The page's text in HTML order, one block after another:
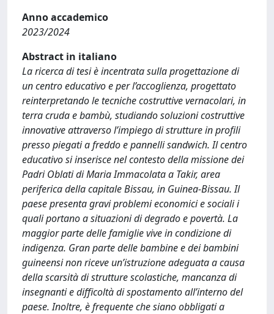
Anno accademico
2023/2024
Abstract in italiano
La ricerca di tesi è incentrata sulla progettazione di
un centro educativo e per l’accoglienza, progettato
reinterpretando le tecniche costruttive vernacolari, in
terra cruda e bambù, studiando soluzioni costruttive
innovative attraverso l’impiego di strutture in profili
presso piegati a freddo e pannelli sandwich. Il centro
educativo si inserisce nel contesto della missione dei
Padri Oblati di Maria Immacolata a Takir, area
periferica della capitale Bissau, in Guinea-Bissau. Il
paese presenta gravi problemi economici e sociali i
quali portano a situazioni di degrado e povertà. La
maggior parte delle famiglie vive in condizione di
indigenza. Gran parte delle bambine e dei bambini
guineensi non riceve un’istruzione adeguata a causa
della scarsità di strutture scolastiche, mancanza di
insegnanti e difficoltà di spostamento all’interno del
paese. Inoltre, è frequente che siano obbligati a